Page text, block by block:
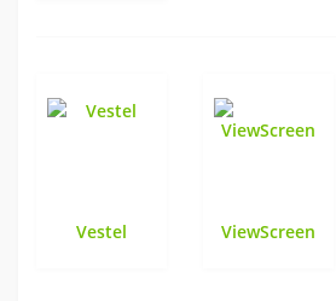
Vestel ViewScreen